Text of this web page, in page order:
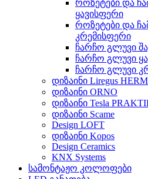
როზეტები და
ყავისფერი
როზეტები და
კრემისფერი
ჩარჩო გლუვი
ჩარჩო გლუვი
ჩარჩო გლუვი
დიზაინი Liregus
დიზაინი ORNO
დიზაინი Tesla
დიზაინი Scame
Design LOFT
დიზაინი Kopos
Design Ceramics
KNX Systems
სამონტაჟო კოლოფები